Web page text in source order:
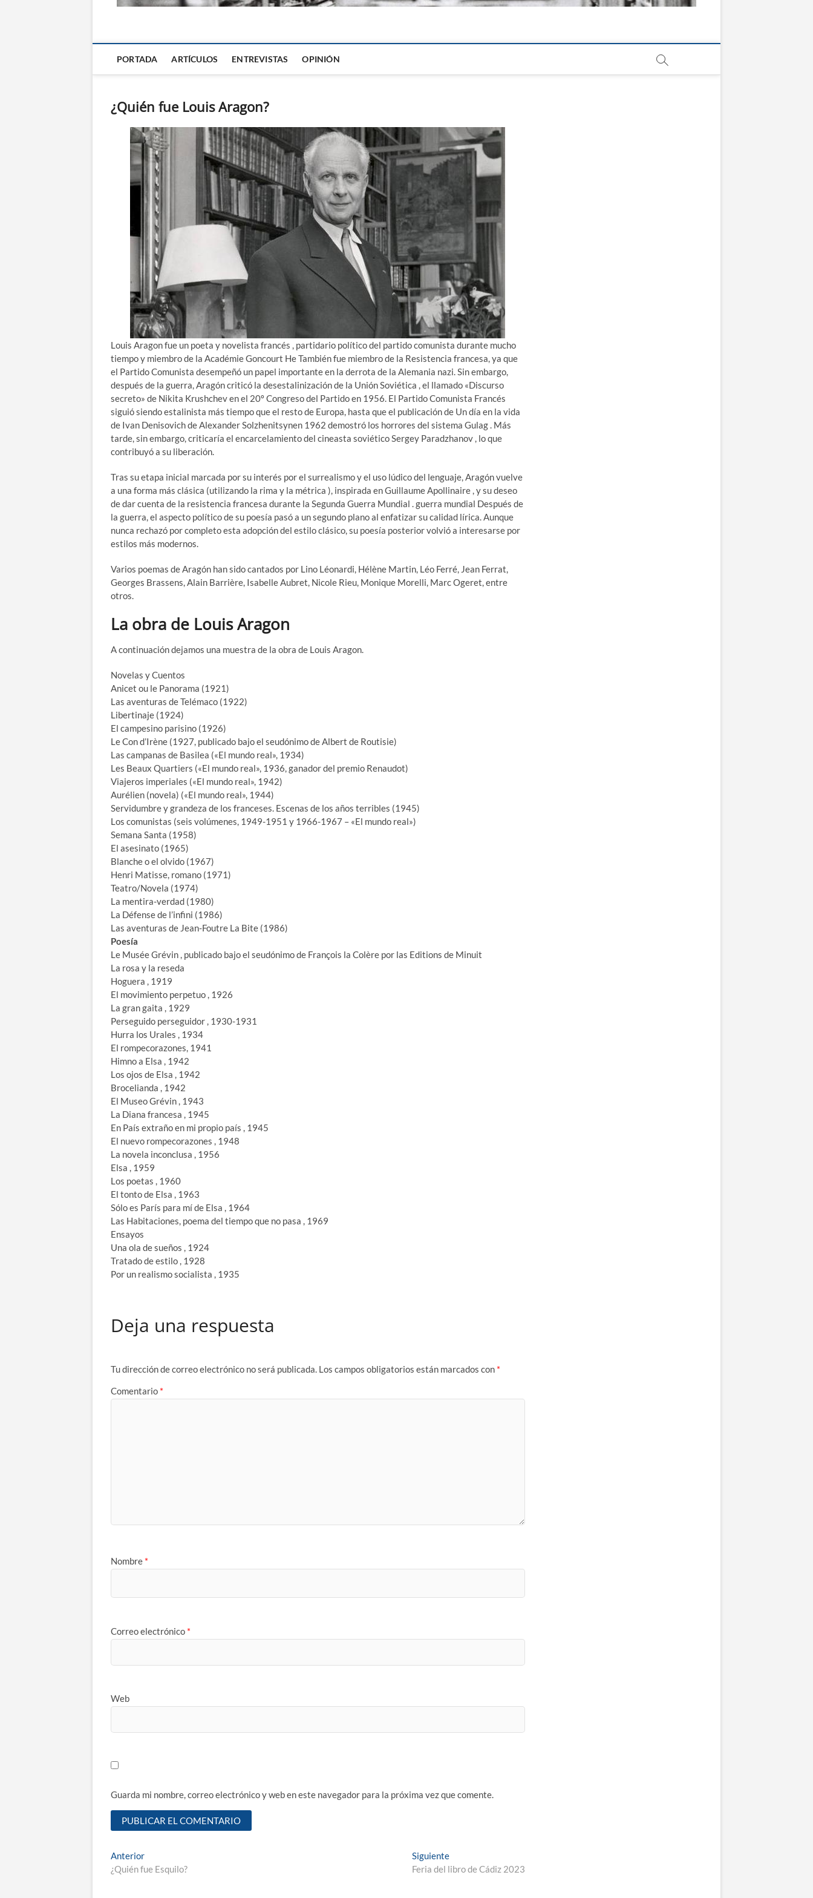
PORTADA ARTÍCULOS ENTREVISTAS OPINIÓN
¿Quién fue Louis Aragon?
Louis Aragon fue un poeta y novelista francés , partidario político del partido comunista durante mucho
tiempo y miembro de la Académie Goncourt He También fue miembro de la Resistencia francesa, ya que
el Partido Comunista desempeñó un papel importante en la derrota de la Alemania nazi. Sin embargo,
después de la guerra, Aragón criticó la desestalinización de la Unión Soviética , el llamado «Discurso
secreto» de Nikita Krushchev en el 20º Congreso del Partido en 1956. El Partido Comunista Francés
siguió siendo estalinista más tiempo que el resto de Europa, hasta que el publicación de Un día en la vida
de Ivan Denisovich de Alexander Solzhenitsynen 1962 demostró los horrores del sistema Gulag . Más
tarde, sin embargo, criticaría el encarcelamiento del cineasta soviético Sergey Paradzhanov , lo que
contribuyó a su liberación.
Tras su etapa inicial marcada por su interés por el surrealismo y el uso lúdico del lenguaje, Aragón vuelve
a una forma más clásica (utilizando la rima y la métrica ), inspirada en Guillaume Apollinaire , y su deseo
de dar cuenta de la resistencia francesa durante la Segunda Guerra Mundial . guerra mundial Después de
la guerra, el aspecto político de su poesía pasó a un segundo plano al enfatizar su calidad lírica. Aunque
nunca rechazó por completo esta adopción del estilo clásico, su poesía posterior volvió a interesarse por
estilos más modernos.
Varios poemas de Aragón han sido cantados por Lino Léonardi, Hélène Martin, Léo Ferré, Jean Ferrat,
Georges Brassens, Alain Barrière, Isabelle Aubret, Nicole Rieu, Monique Morelli, Marc Ogeret, entre
otros.
La obra de Louis Aragon
A continuación dejamos una muestra de la obra de Louis Aragon.
Novelas y Cuentos
Anicet ou le Panorama (1921)
Las aventuras de Telémaco (1922)
Libertinaje (1924)
El campesino parisino (1926)
Le Con d’Irène (1927, publicado bajo el seudónimo de Albert de Routisie)
Las campanas de Basilea («El mundo real», 1934)
Les Beaux Quartiers («El mundo real», 1936, ganador del premio Renaudot)
Viajeros imperiales («El mundo real», 1942)
Aurélien (novela) («El mundo real», 1944)
Servidumbre y grandeza de los franceses. Escenas de los años terribles (1945)
Los comunistas (seis volúmenes, 1949-1951 y 1966-1967 – «El mundo real»)
Semana Santa (1958)
El asesinato (1965)
Blanche o el olvido (1967)
Henri Matisse, romano (1971)
Teatro/Novela (1974)
La mentira-verdad (1980)
La Défense de l’infini (1986)
Las aventuras de Jean-Foutre La Bite (1986)
Poesía
Le Musée Grévin , publicado bajo el seudónimo de François la Colère por las Editions de Minuit
La rosa y la reseda
Hoguera , 1919
El movimiento perpetuo , 1926
La gran gaita , 1929
Perseguido perseguidor , 1930-1931
Hurra los Urales , 1934
El rompecorazones, 1941
Himno a Elsa , 1942
Los ojos de Elsa , 1942
Brocelianda , 1942
El Museo Grévin , 1943
La Diana francesa , 1945
En País extraño en mi propio país , 1945
El nuevo rompecorazones , 1948
La novela inconclusa , 1956
Elsa , 1959
Los poetas , 1960
El tonto de Elsa , 1963
Sólo es París para mí de Elsa , 1964
Las Habitaciones, poema del tiempo que no pasa , 1969
Ensayos
Una ola de sueños , 1924
Tratado de estilo , 1928
Por un realismo socialista , 1935
Deja una respuesta
Tu dirección de correo electrónico no será publicada. Los campos obligatorios están marcados con *
Comentario *
Nombre *
Correo electrónico *
Web
Guarda mi nombre, correo electrónico y web en este navegador para la próxima vez que comente.
Navegación
de
AnteriorEntrada
anterior:
¿Quién fue Esquilo?
SiguienteEntrada
siguiente:
Feria del libro de Cádiz 2023